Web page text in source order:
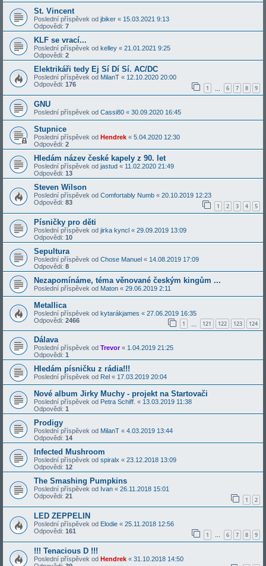
St. Vincent
Poslední příspěvek od jbiker « 15.03.2021 9:13
Odpovědi: 7
KLF se vrací...
Poslední příspěvek od kelley « 21.01.2021 9:25
Odpovědi: 2
Elektrikáři tedy Ej Sí Dí Sí. AC/DC
Poslední příspěvek od MilanT « 12.10.2020 20:00
Odpovědi: 176 1 6 7 8 9
GNU
Poslední příspěvek od Cassi80 « 30.09.2020 16:45
Stupnice
Poslední příspěvek od Hendrek « 5.04.2020 12:30
Odpovědi: 2
Hledám název české kapely z 90. let
Poslední příspěvek od jastud « 11.02.2020 21:49
Odpovědi: 13
Steven Wilson
Poslední příspěvek od Comfortably Numb « 20.10.2019 12:23
Odpovědi: 83 1 2 3 4 5
Písničky pro děti
Poslední příspěvek od jirka kyncl « 29.09.2019 13:09
Odpovědi: 10
Sepultura
Poslední příspěvek od Chose Manuel « 14.08.2019 17:09
Odpovědi: 8
Nezapomínáme, téma věnované českým kingům ...
Poslední příspěvek od Maton « 29.06.2019 2:11
Metallica
Poslední příspěvek od kytarákjames « 27.06.2019 16:35
Odpovědi: 2466 1 121 122 123 124
Dálava
Poslední příspěvek od Trevor« 1.04.2019 21:25
Odpovědi: 1
Hledám písničku z rádia!!!
Poslední příspěvek od Rel « 17.03.2019 20:04
Nové album Jirky Muchy - projekt na Startovači
Poslední příspěvek od Petra Schiff. « 13.03.2019 11:38
Odpovědi: 1
Prodigy
Poslední příspěvek od MilanT « 4.03.2019 13:44
Odpovědi: 14
Infected Mushroom
Poslední příspěvek od spiralx « 23.12.2018 13:09
Odpovědi: 12
The Smashing Pumpkins
Poslední příspěvek od Ivan « 26.11.2018 15:01
Odpovědi: 21 1 2
LED ZEPPELIN
Poslední příspěvek od Elodie « 25.11.2018 12:56
Odpovědi: 161 1 … 6 7 8 9
!!! Tenacious D !!!
Poslední příspěvek od Hendrek « 31.10.2018 14:50